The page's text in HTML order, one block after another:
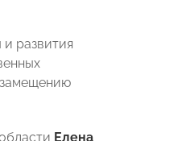
развития
Елена